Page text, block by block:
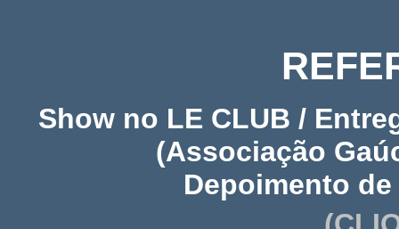
Show no LE CLUB /
(Associação
Depoimento